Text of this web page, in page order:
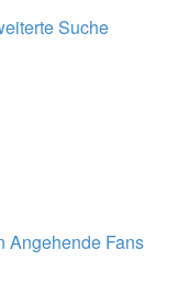
Suche
Angehende Fans